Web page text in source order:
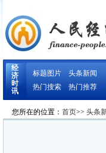
经
济
时
讯
标题图片
头条新闻
热门搜索
热门推荐
您所在的位置： 首页>> 头条